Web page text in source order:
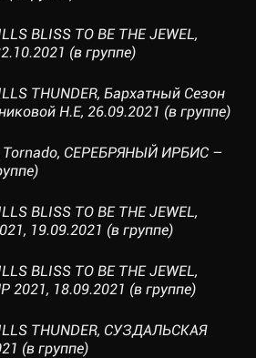
BLISS TO BE THE JEWEL,
(в группе)
THUNDER, Бархатный Сезон
Н.Е, 26.09.2021 (в группе)
Tornado, СЕРЕБРЯНЫЙ ИРБИС –
BLISS TO BE THE JEWEL,
19.09.2021 (в группе)
BLISS TO BE THE JEWEL,
18.09.2021 (в группе)
THUNDER, СУЗДАЛЬСКАЯ
(в группе)